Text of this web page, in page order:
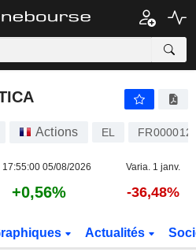
Actions EL
17:55:00 05/08/2026 Varia. 1 janv.
+0,56% -36,48%
Actualités